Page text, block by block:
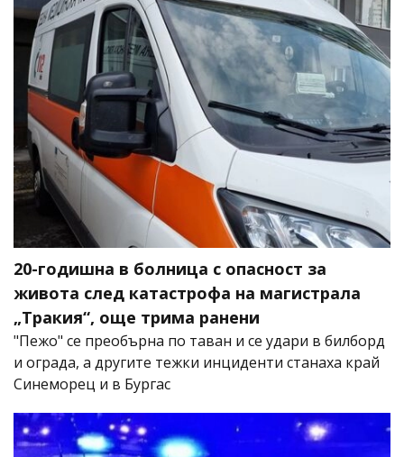
20-годишна в болница с опасност за
живота след катастрофа на магистрала
„Тракия“, още трима ранени
"Пежо" се преобърна по таван и се удари в билборд
и ограда, а другите тежки инциденти станаха край
Синеморец и в Бургас